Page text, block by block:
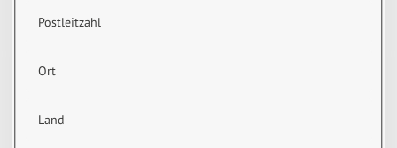
Postleitzahl
Ort
Land